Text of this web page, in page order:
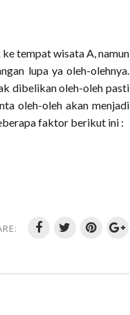
tempat wisata A, namun
lupa ya oleh-olehnya.
dibelikan oleh-oleh pasti
oleh-oleh akan menjadi
faktor berikut ini :